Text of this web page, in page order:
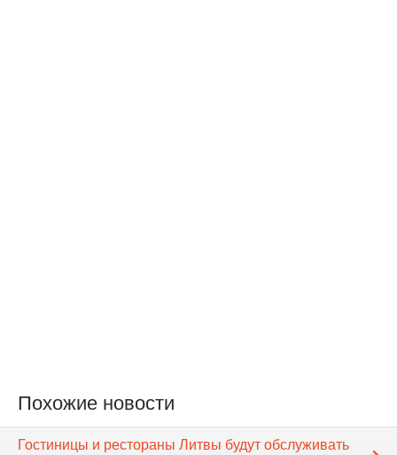
Похожие новости
Гостиницы и рестораны Литвы будут обслуживать